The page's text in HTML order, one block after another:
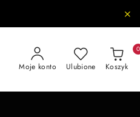
Moje konto Ulubione Koszyk
0